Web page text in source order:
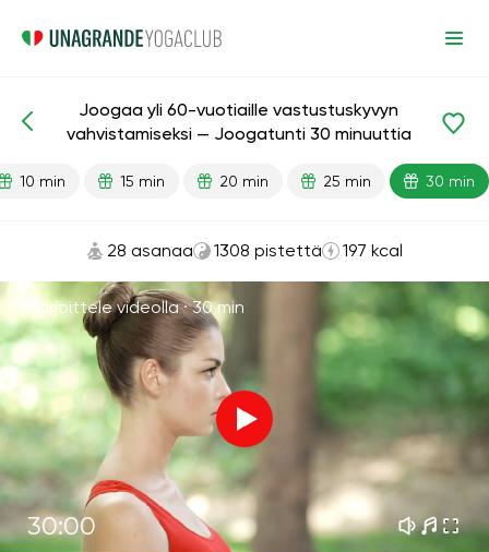
Valmiit oppitunnit Ikä
Joogaa yli 60-vuotiaille vastustuskyvyn
vahvistamiseksi — Joogatunti 30 minuuttia
10 min 15 min 20 min 25 min 30 min
28 asanaa 1308 pistettä 197 kcal
Harjoittele videolla ·30 min
30:00